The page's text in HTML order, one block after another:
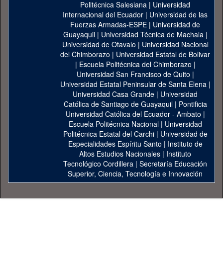
Politécnica Salesiana | Universidad
Internacional del Ecuador | Universidad de las
Fuerzas Armadas-ESPE | Universidad de
Guayaquil| Universidad Técnica de Machala|
Universidad de Otavalo | Universidad Nacional
del Chimborazo | Universidad Estatal de Bolivar
| Escuela Politécnica del Chimborazo |
Universidad San Francisco de Quito |
Universidad Estatal Peninsular de Santa Elena|
Universidad Casa Grande | Universidad
Católica de Santiago de Guayaquil| Pontificia
Universidad Católica del Ecuador - Ambato |
Escuela Politécnica Nacional| Universidad
Politécnica Estatal del Carchi| Universidad de
Especialidades Espíritu Santo | Instituto de
Altos Estudios Nacionales | Instituto
Tecnológico Cordillera | Secretaría Educación
Superior, Ciencia, Tecnología e Innovación